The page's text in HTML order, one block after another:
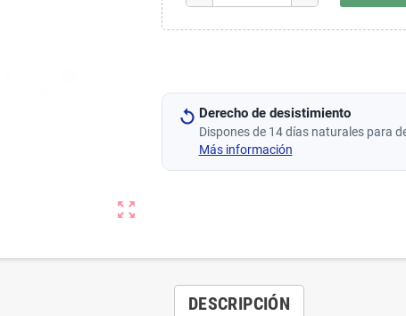
zoom_out_map
Derecho de desistimiento
Dispones de 14 días naturales para
Más información
DESCRIPCIÓN